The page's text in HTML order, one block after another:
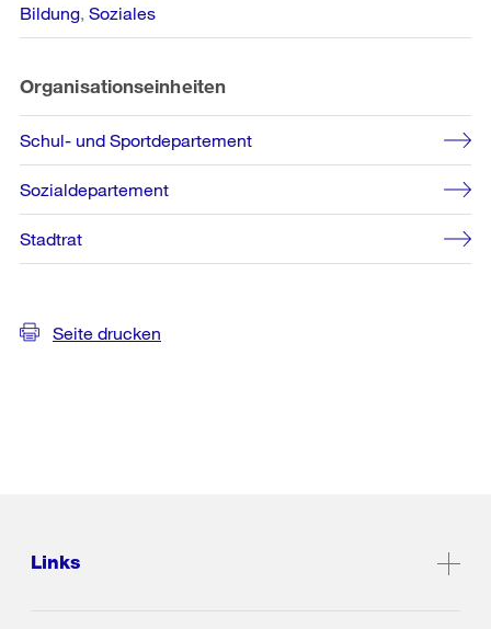
Bildung Soziales
Organisationseinheiten
Schul- und Sportdepartement
Sozialdepartement
Stadtrat
Seite drucken
Links